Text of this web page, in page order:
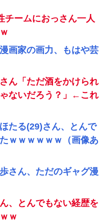
チームにおっさん一人
画家の画力、もはや芸
ん「ただ酒をかけられ
ないだろう？」←これ
たる(29)さん、とんで
ｗｗｗｗｗｗ（画像あ
さん、ただのギャグ漫
、とんでもない経歴を
ｗ